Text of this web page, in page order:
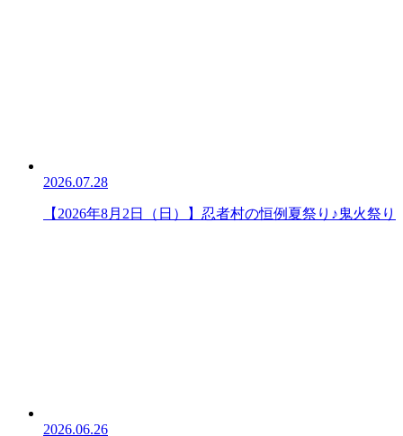
2026.07.28
【2026年8月2日（日）】忍者村の恒例夏祭り♪鬼火祭り
2026.06.26